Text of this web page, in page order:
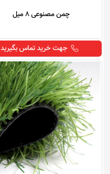
چمن مصنوعی 8 میل
جهت خرید تماس بگیرید